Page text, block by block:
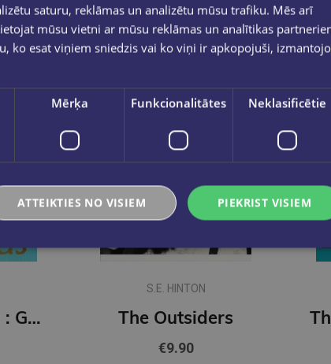
On Happiness : Gilded Pocket Edition (Arcturus Ornate Classics)
S.E. HINTON
The Outsiders
€9.90
saturu, reklāmas un analizētu mūsu trafiku. Mēs arī
mūsu vietni ar mūsu reklāmas un analītikas
ko esat viņiem sniedzis vai ko viņi ir apkopojuši,
Mērķa Funkcionalitātes Neklasificētie
PIEKRIST VISIEM
ATTEIKTIES NO VISIEM